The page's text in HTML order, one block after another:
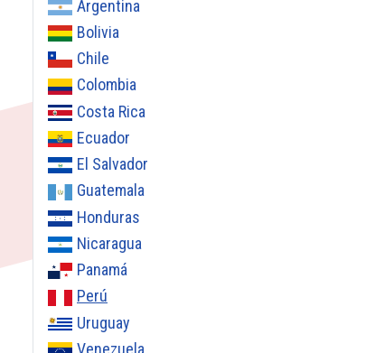
Argentina
Bolivia
Chile
Colombia
Costa Rica
Ecuador
El Salvador
Guatemala
Honduras
Nicaragua
Panamá
Perú
Uruguay
Venezuela